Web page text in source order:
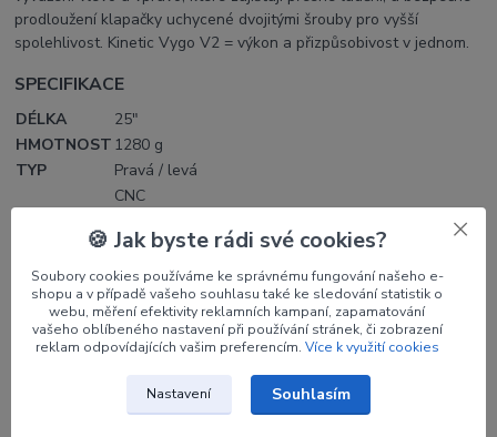
prodloužení klapačky uchycené dvojitými šrouby pro vyšší
spolehlivost. Kinetic Vygo V2 = výkon a přizpůsobivost v jednom.
SPECIFIKACE
DÉLKA
25"
HMOTNOST 1280 g
TYP
Pravá / levá
MATERIÁL
CNC
extrudovaný
blok 6061-
T6
🍪 Jak byste rádi své cookies?
Soubory cookies používáme ke správnému fungování našeho e-
shopu a v případě vašeho souhlasu také ke sledování statistik o
webu, měření efektivity reklamních kampaní, zapamatování
vašeho oblíbeného nastavení při používání stránek, či zobrazení
reklam odpovídajících vašim preferencím. Více k využití cookies
Nastavení Souhlasím